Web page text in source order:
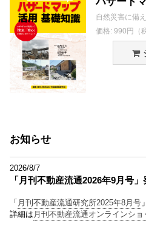
自然災害に備
価格: 990円（
お知らせ
2026/8/7
「月刊不動産流通2026年9月号」
「 月刊不動産流通研究所2025年8月号
詳細は 月刊不動産流通オンラインショ